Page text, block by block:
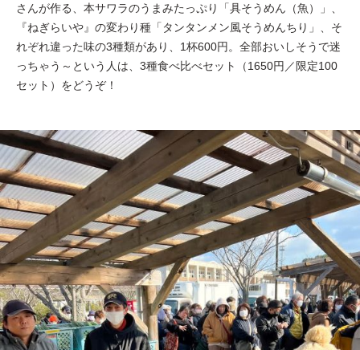
さんが作る、本サワラのうまみたっぷり「具そうめん（魚）」、
『ねぎらいや』の変わり種「タンタンメン風そうめんちり」、そ
れぞれ違った味の3種類があり、1杯600円。全部おいしそうで迷
っちゃう～という人は、3種食べ比べセット（1650円／限定100
セット）をどうぞ！